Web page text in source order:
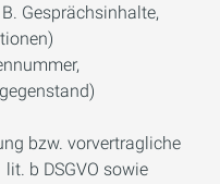
Gesprächsinhalte,
bzw. vorvertragliche
b DSGVO sowie